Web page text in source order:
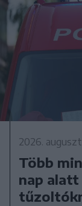
2026.
Több
nap